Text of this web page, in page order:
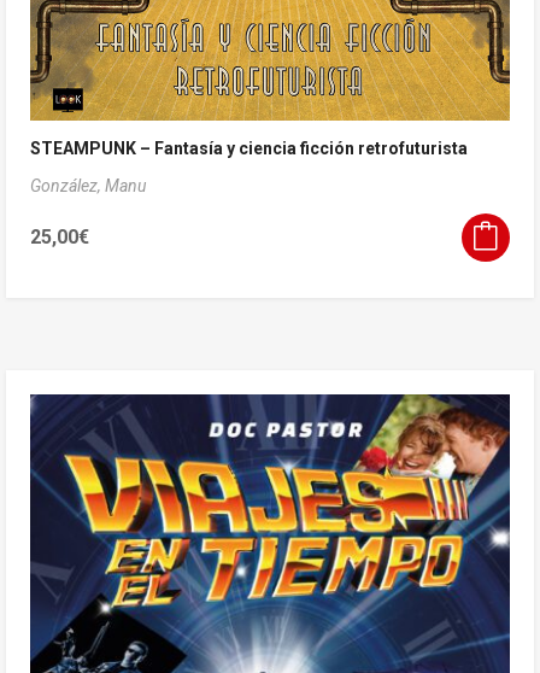
STEAMPUNK – Fantasía y ciencia ficción retrofuturista
González, Manu
25,00€